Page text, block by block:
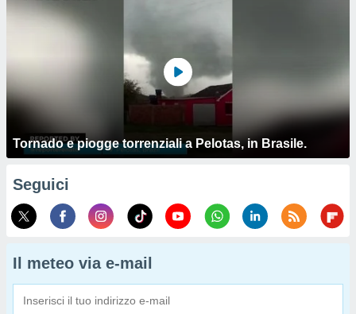
Tornado e piogge torrenziali a Pelotas, in Brasile.
Seguici
Il meteo via e-mail